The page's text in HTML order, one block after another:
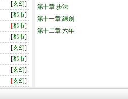
[玄幻]
[都市]
[都市]
[都市]
[玄幻]
[都市]
[玄幻]
[玄幻]
第十章 步法
第十一章 練劍
第十二章 六年